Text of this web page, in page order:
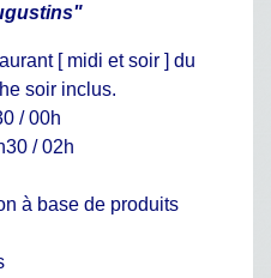
[ midi et soir ] du
soir inclus.
/ 00h
/ 02h
à base de produits